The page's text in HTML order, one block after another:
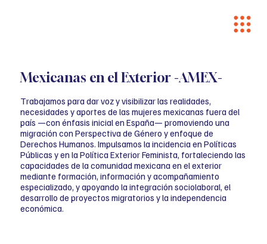
Mexicanas en el Exterior -AMEX-
Trabajamos para dar voz y visibilizar las realidades,
necesidades y aportes de las mujeres mexicanas fuera del
país —con énfasis inicial en España— promoviendo una
migración con Perspectiva de Género y enfoque de
Derechos Humanos. Impulsamos la incidencia en Políticas
Públicas y en la Política Exterior Feminista, fortaleciendo las
capacidades de la comunidad mexicana en el exterior
mediante formación, información y acompañamiento
especializado, y apoyando la integración sociolaboral, el
desarrollo de proyectos migratorios y la independencia
económica.